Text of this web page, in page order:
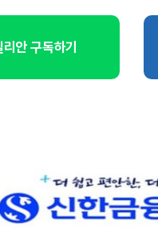
안 구독하기